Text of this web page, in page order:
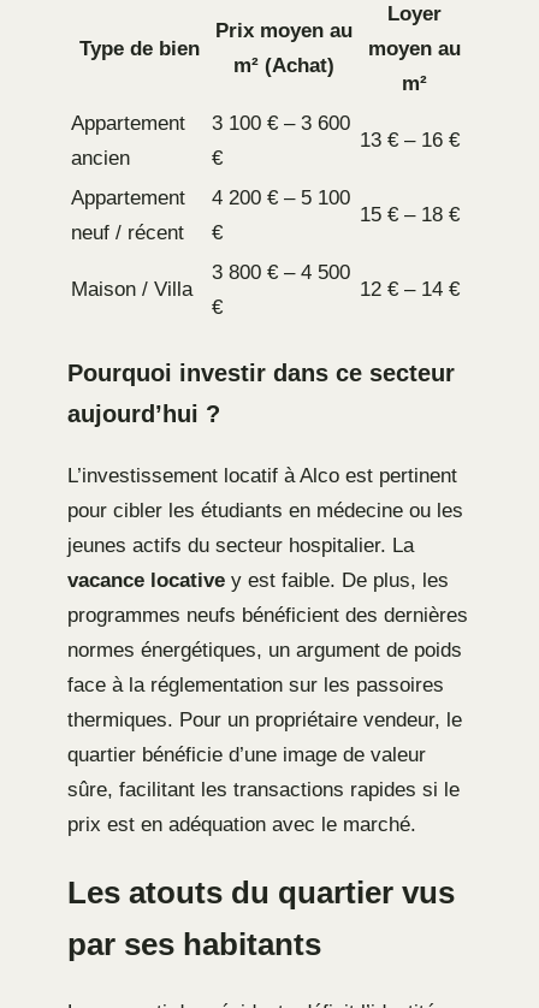
Type de bien
Prix moyen au
m² (Achat)
Loyer
moyen au
m²
Appartement
ancien
3 100 € – 3 600
€
13 € – 16 €
Appartement
neuf / récent
4 200 € – 5 100
€
15 € – 18 €
Maison / Villa
3 800 € – 4 500
€
12 € – 14 €
Pourquoi investir dans ce secteur
aujourd’hui ?
L’investissement locatif à Alco est pertinent
pour cibler les étudiants en médecine ou les
jeunes actifs du secteur hospitalier. La
vacance locative y est faible. De plus, les
programmes neufs bénéficient des dernières
normes énergétiques, un argument de poids
face à la réglementation sur les passoires
thermiques. Pour un propriétaire vendeur, le
quartier bénéficie d’une image de valeur
sûre, facilitant les transactions rapides si le
prix est en adéquation avec le marché.
Les atouts du quartier vus
par ses habitants